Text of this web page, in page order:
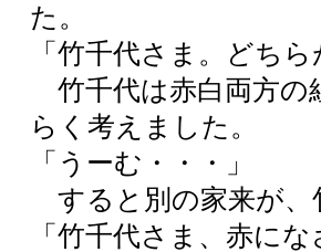
た。
「竹千代さま。どち
竹千代は赤白両方の
らく考えました。
「うーむ・・・」
すると別の家来が、
「竹千代さま、赤に